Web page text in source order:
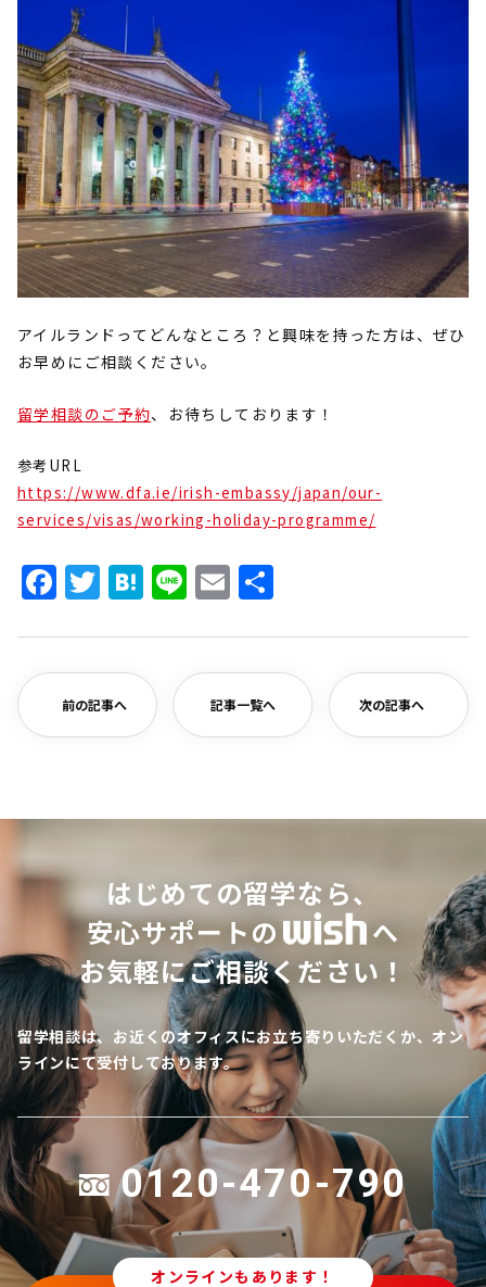
アイルランドってどんなところ？と興味を持った方は、ぜひ
お早めにご相談ください。
留学相談のご予約、お待ちしております！
参考URL
https://www.dfa.ie/irish-embassy/japan/our-
services/visas/working-holiday-programme/
Facebook
Twitter
Hatena
LineEmail
前の記事へ 記事一覧へ 次の記事へ
はじめての留学なら、
安心サポートの
へ
お気軽にご相談ください！
留学相談は、お近くのオフィスにお立ち寄りいただくか、オン
ラインにて受付しております。
0120-470-790
オンラインもあります！